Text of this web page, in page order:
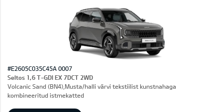
#E2605C035C45A 0007
Seltos 1,6 T-GDI EX 7DCT 2WD
Volcanic Sand (BN4),Musta/halli värvi tekstiilist kunstnahaga
kombineeritud istmekatted